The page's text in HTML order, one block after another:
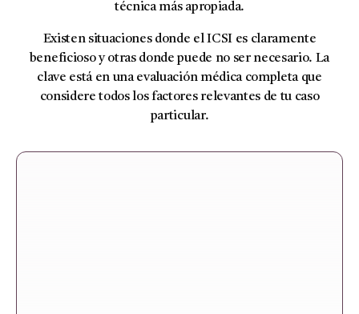
técnica más apropiada.
Existen situaciones donde el ICSI es claramente
beneficioso y otras donde puede no ser necesario. La
clave está en una evaluación médica completa que
considere todos los factores relevantes de tu caso
particular.